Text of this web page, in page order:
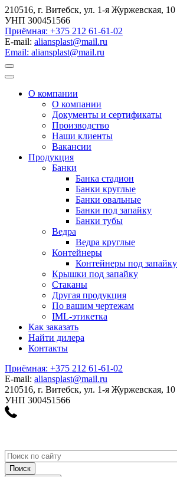
210516, г. Витебск, ул. 1-я Журжевская,
УНП 300451566
Приёмная: +375 212 61-61-02
E-mail: aliansplast@mail.ru
Email: aliansplast@mail.ru
О компании
О компании
Документы и сертификаты
Производство
Наши клиенты
Вакансии
Продукция
Банки
Банка стадион
Банки круглые
Банки овальные
Банки под запайку
Банки тубы
Ведра
Ведра круглые
Контейнеры
Контейнеры под запайку
Крышки под запайку
Стаканы
Другая продукция
По вашим чертежам
IML-этикетка
Как заказать
Найти дилера
Контакты
Приёмная: +375 212 61-61-02
E-mail: aliansplast@mail.ru
210516, г. Витебск, ул. 1-я Журжевская,
УНП 300451566